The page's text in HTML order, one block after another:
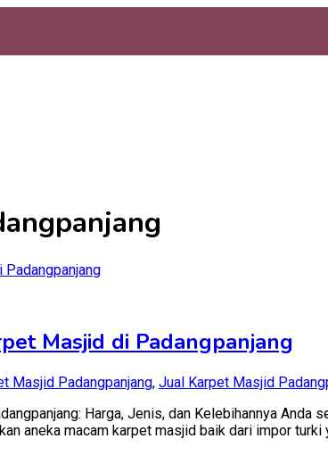
Masjid di Padangpanjang
Masjid Padangpanjang, Jual Karpet Masjid
Harga, Jenis, dan Kelebihannya
aneka macam karpet masjid baik dari impor